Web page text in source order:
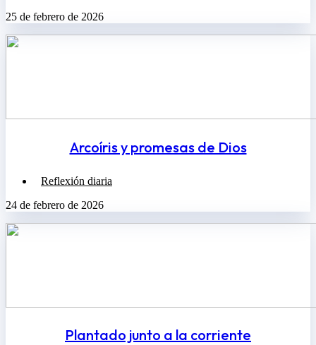
25 de febrero de 2026
Arcoíris y promesas de Dios
Reflexión diaria
24 de febrero de 2026
Plantado junto a la corriente